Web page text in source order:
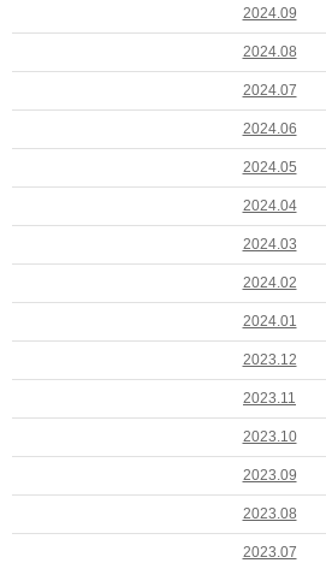
2024.09
2024.08
2024.07
2024.06
2024.05
2024.04
2024.03
2024.02
2024.01
2023.12
2023.11
2023.10
2023.09
2023.08
2023.07